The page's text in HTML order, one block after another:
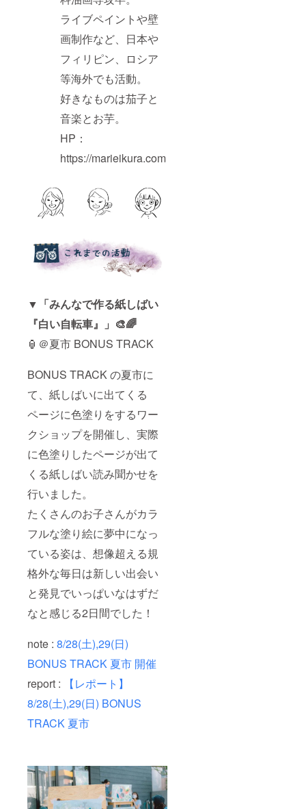
ライブペイントや壁
画制作など、日本や
フィリピン、ロシア
等海外でも活動。
好きなものは茄子と
音楽とお芋。
HP：
https://marieikura.com
▼「みんなで作る紙しばい
『白い自転車』」🎨🌈
🏮＠夏市 BONUS TRACK
BONUS TRACK の夏市に
て、紙しばいに出てくる
ページに色塗りをするワー
クショップを開催し、実際
に色塗りしたページが出て
くる紙しばい読み聞かせを
行いました。
たくさんのお子さんがカラ
フルな塗り絵に夢中になっ
ている姿は、想像超える規
格外な毎日は新しい出会い
と発見でいっぱいなはずだ
なと感じる2日間でした！
note : 8/28(土),29(日)
BONUS TRACK 夏市 開催
report :
【レポート】
8/28(土),29(日) BONUS
TRACK 夏市